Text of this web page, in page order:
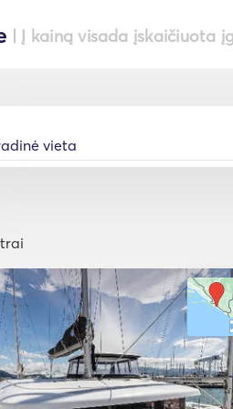
| Į kainą visada įskaičiuota